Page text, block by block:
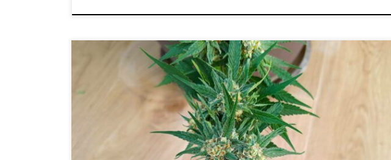
W świecie uprawy konopi coraz większym zainteresowaniem cieszą się nasiona z
autofloweringiem, znane również jako nasiona automatycznie kwitnące. Ten
innowacyjny typ nasion otworzył nowe możliwości dla hodowców – zarówno
amatorów, jak i profesjonalistów – dzięki swojej prostocie uprawy, krótszemu cyklowi
życia oraz możliwości uprawy w różnych warunkach klimatycznych. Zrozumienie,